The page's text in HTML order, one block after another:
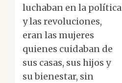
luchaban en la política
y las revoluciones,
eran las mujeres
quienes cuidaban de
sus casas, sus hijos y
su bienestar, sin